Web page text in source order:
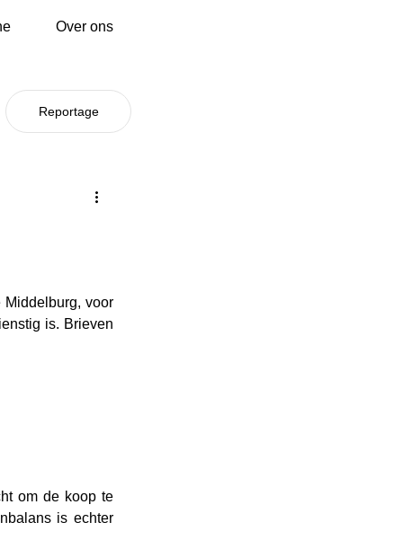
Over ons
Reportage
Middelburg, voor
is. Brieven
om de koop te
is echter